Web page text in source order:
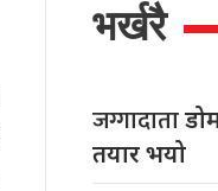
भर्खरै
जग्गादाता
तयार भयो